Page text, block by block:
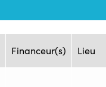
Financeur(s) Lieu